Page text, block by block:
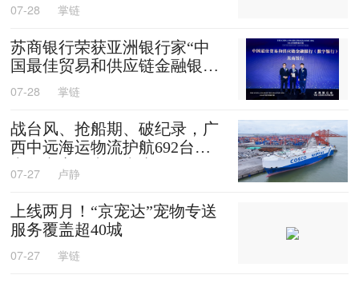
07-28 掌链
苏商银行荣获亚洲银行家“中
国最佳贸易和供应链金融银行
（数字银行）”奖项
07-28 掌链
战台风、抢船期、破纪录，广
西中远海运物流护航692台国
产整车高效出口中东
07-27 卢静
上线两月！“京宠达”宠物专送
服务覆盖超40城
07-27 掌链